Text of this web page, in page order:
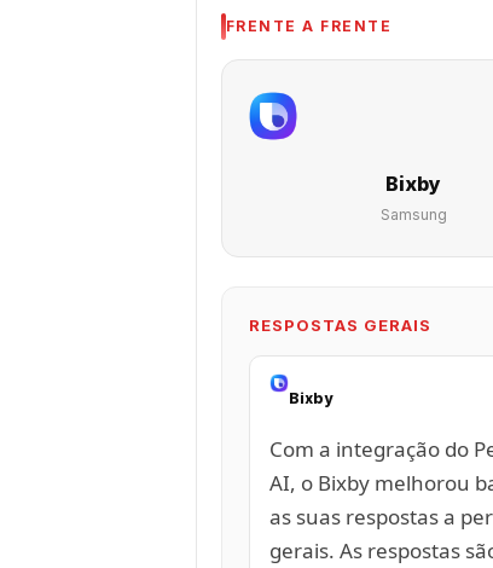
FRENTE A FRENTE
Bixby
Samsung
RESPOSTAS GERAIS
Bixby
Com a integração do
AI, o Bixby melhorou
as suas respostas a
gerais. As respostas